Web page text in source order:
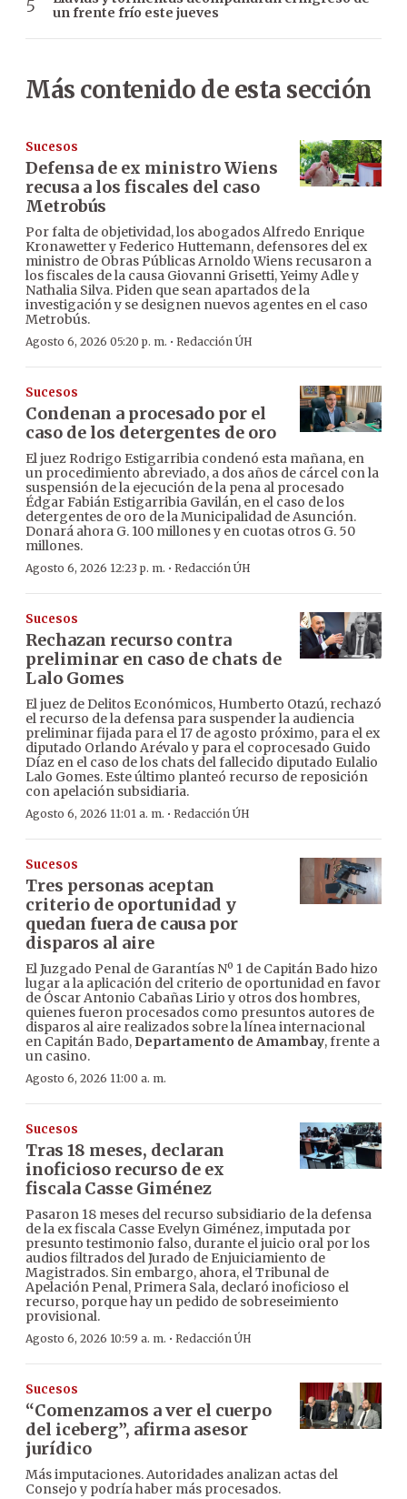
un frente frío este jueves
Más contenido de esta sección
Sucesos
Defensa de ex ministro Wiens
recusa a los fiscales del caso
Metrobús
Por falta de objetividad, los abogados Alfredo Enrique
Kronawetter y Federico Huttemann, defensores del ex
ministro de Obras Públicas Arnoldo Wiens recusaron a
los fiscales de la causa Giovanni Grisetti, Yeimy Adle y
Nathalia Silva. Piden que sean apartados de la
investigación y se designen nuevos agentes en el caso
Metrobús.
Agosto 6, 2026 05:20 p. m. · Redacción ÚH
Sucesos
Condenan a procesado por el
caso de los detergentes de oro
El juez Rodrigo Estigarribia condenó esta mañana, en
un procedimiento abreviado, a dos años de cárcel con la
suspensión de la ejecución de la pena al procesado
Édgar Fabián Estigarribia Gavilán, en el caso de los
detergentes de oro de la Municipalidad de Asunción.
Donará ahora G. 100 millones y en cuotas otros G. 50
millones.
Agosto 6, 2026 12:23 p. m. · Redacción ÚH
Sucesos
Rechazan recurso contra
preliminar en caso de chats de
Lalo Gomes
El juez de Delitos Económicos, Humberto Otazú, rechazó
el recurso de la defensa para suspender la audiencia
preliminar fijada para el 17 de agosto próximo, para el ex
diputado Orlando Arévalo y para el coprocesado Guido
Díaz en el caso de los chats del fallecido diputado Eulalio
Lalo Gomes. Este último planteó recurso de reposición
con apelación subsidiaria.
Agosto 6, 2026 11:01 a. m. · Redacción ÚH
Sucesos
Tres personas aceptan
criterio de oportunidad y
quedan fuera de causa por
disparos al aire
El Juzgado Penal de Garantías Nº 1 de Capitán Bado hizo
lugar a la aplicación del criterio de oportunidad en favor
de Óscar Antonio Cabañas Lirio y otros dos hombres,
quienes fueron procesados como presuntos autores de
disparos al aire realizados sobre la línea internacional
en Capitán Bado, Departamento de Amambay, frente a
un casino.
Agosto 6, 2026 11:00 a. m.
Sucesos
Tras 18 meses, declaran
inoficioso recurso de ex
fiscala Casse Giménez
Pasaron 18 meses del recurso subsidiario de la defensa
de la ex fiscala Casse Evelyn Giménez, imputada por
presunto testimonio falso, durante el juicio oral por los
audios filtrados del Jurado de Enjuiciamiento de
Magistrados. Sin embargo, ahora, el Tribunal de
Apelación Penal, Primera Sala, declaró inoficioso el
recurso, porque hay un pedido de sobreseimiento
provisional.
Agosto 6, 2026 10:59 a. m. · Redacción ÚH
Sucesos
“Comenzamos a ver el cuerpo
del iceberg”, afirma asesor
jurídico
Más imputaciones. Autoridades analizan actas del
Consejo y podría haber más procesados.